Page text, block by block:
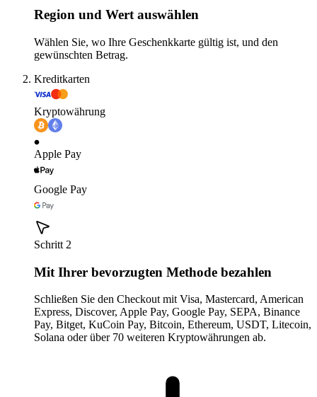
Region und Wert auswählen
Wählen Sie, wo Ihre Geschenkkarte gültig ist, und den
gewünschten Betrag.
Kreditkarten
Kryptowährung
Apple Pay
Google Pay
Schritt 2
Mit Ihrer bevorzugten Methode bezahlen
Schließen Sie den Checkout mit Visa, Mastercard, American
Express, Discover, Apple Pay, Google Pay, SEPA, Binance
Pay, Bitget, KuCoin Pay, Bitcoin, Ethereum, USDT, Litecoin,
Solana oder über 70 weiteren Kryptowährungen ab.